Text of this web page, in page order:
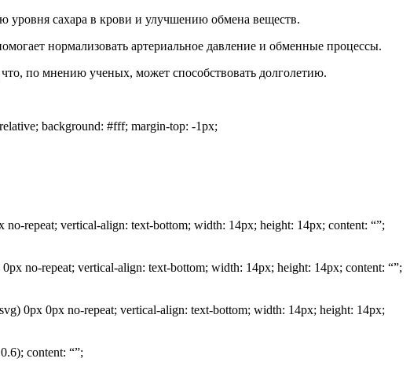
уровня сахара в крови и улучшению обмена веществ.
нормализовать артериальное давление и обменные процессы.
по мнению ученых, может способствовать долголетию.
background: #fff; margin-top: -1px;
repeat; vertical-align: text-bottom; width: 14px; height: 14px; content: “”;
no-repeat; vertical-align: text-bottom; width: 14px; height: 14px; content: “”;
0px 0px no-repeat; vertical-align: text-bottom; width: 14px; height: 14px;
content: “”;